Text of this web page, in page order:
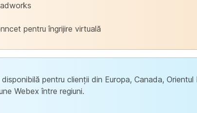
pentru îngrijire virtuală
pentru clienții din Europa, Canada,
Webex între regiuni.